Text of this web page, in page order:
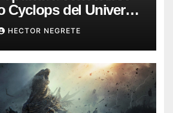
Cyclops del Universo
HECTOR NEGRETE